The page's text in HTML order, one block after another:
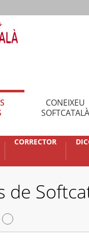
CONEIXEU
SOFTCATALÀ
CORRECTOR
de